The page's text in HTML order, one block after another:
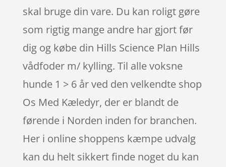
skal bruge din vare. Du kan roligt gøre
som rigtig mange andre har gjort før
dig og købe din Hills Science Plan Hills
vådfoder m/ kylling. Til alle voksne
hunde 1 > 6 år ved den velkendte shop
Os Med Kæledyr, der er blandt de
førende i Norden inden for branchen.
Her i online shoppens kæmpe udvalg
kan du helt sikkert finde noget du kan